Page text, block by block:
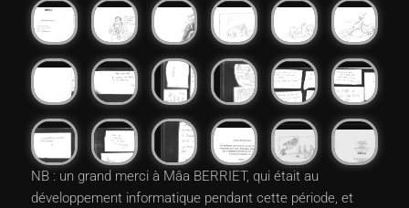
NB : un grand merci à Mâa BERRIET, qui était au
développement informatique pendant cette période, et